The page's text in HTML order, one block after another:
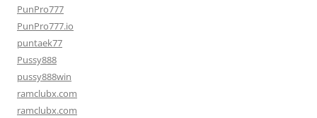
PunPro777
PunPro777.io
puntaek77
Pussy888
pussy888win
ramclubx.com
ramclubx.com